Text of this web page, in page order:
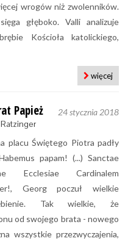
wrogów niż zwolenników.
głęboko. Valli analizuje
Kościoła katolickiego,
więcej
24 stycznia 2018
Papież
placu Świętego Piotra padły
papam! (...) Sanctae
Ecclesiae Cardinalem
Georg poczuł wielkie
Tak wielkie, że
od swojego brata - nowego
wszystkie przezwyczajenia,